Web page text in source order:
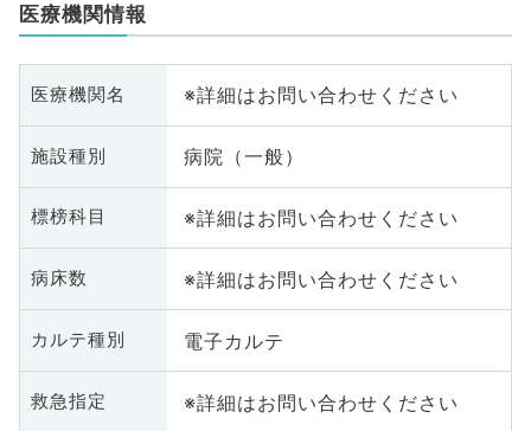
医療機関情報
医療機関名 ※詳細はお問い合わせください
施設種別 病院（一般）
標榜科目 ※詳細はお問い合わせください
病床数 ※詳細はお問い合わせください
カルテ種別 電子カルテ
救急指定 ※詳細はお問い合わせください